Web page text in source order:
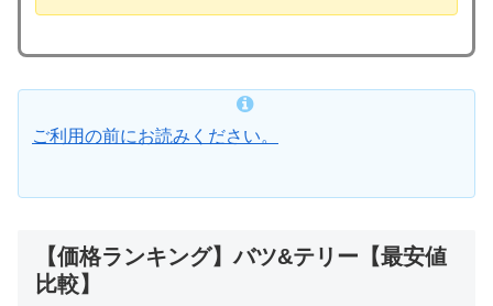
ご利用の前にお読みください。
【価格ランキング】バツ&テリー【最安値
比較】